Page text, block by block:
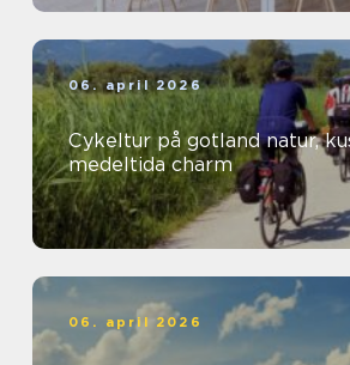
06. april 2026
Cykeltur på gotland natur, kustvägar och
medeltida charm
06. april 2026